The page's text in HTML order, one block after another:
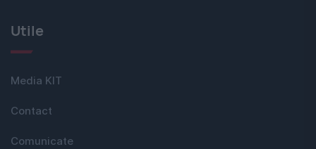
Utile
Media KIT
Contact
Comunicate